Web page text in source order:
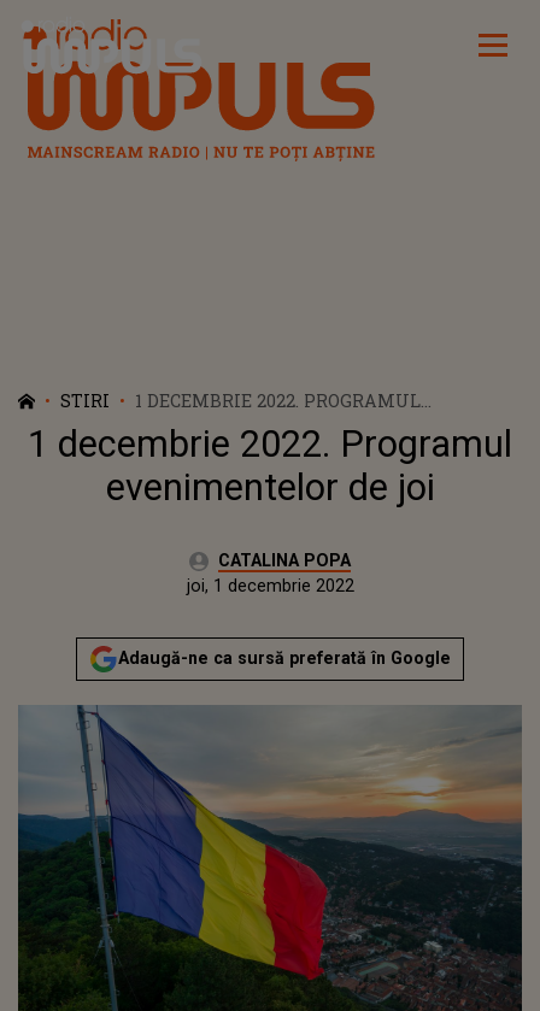
Radio Impuls
STIRI
1 DECEMBRIE 2022. PROGRAMUL
EVENIMENTELOR DE JOI
1 decembrie 2022. Programul
evenimentelor de joi
Autor:CATALINA POPA
miercuri, 30 noiembrie 2022
Actualizat:
joi, 1 decembrie 2022
Adaugă-ne ca sursă preferată în Google